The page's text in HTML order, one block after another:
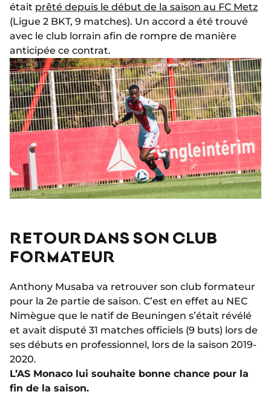
était prêté depuis le début de la saison au FC Metz
(Ligue 2 BKT, 9 matches). Un accord a été trouvé
avec le club lorrain afin de rompre de manière
anticipée ce contrat.
RETOUR DANS SON CLUB
FORMATEUR
Anthony Musaba va retrouver son club formateur
pour la 2e partie de saison. C’est en effet au NEC
Nimègue que le natif de Beuningen s’était révélé
et avait disputé 31 matches officiels (9 buts) lors de
ses débuts en professionnel, lors de la saison 2019-
2020.
L’AS Monaco lui souhaite bonne chance pour la
fin de la saison.